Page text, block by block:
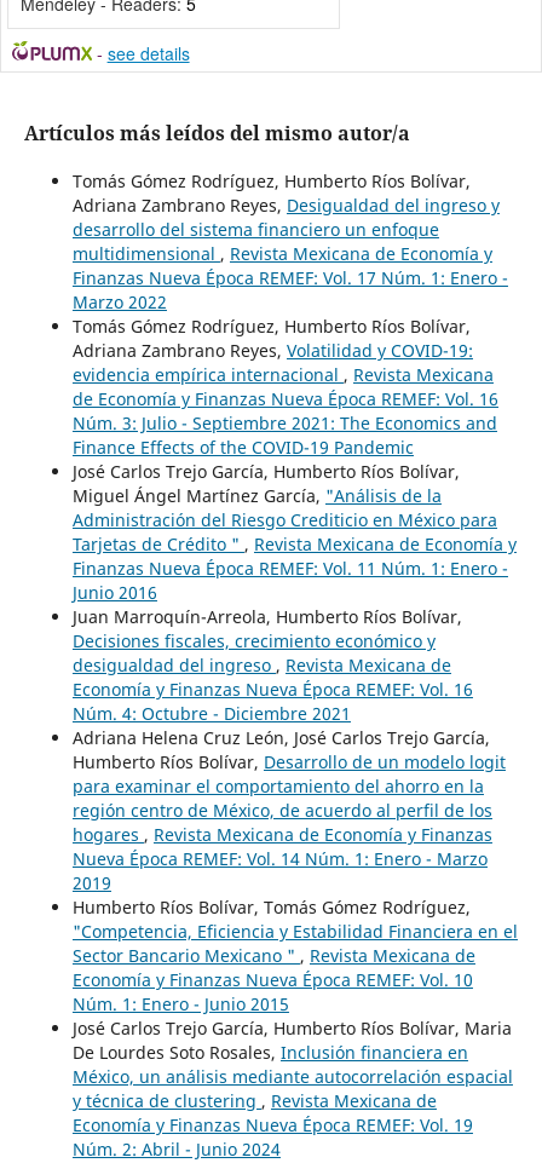
- see details
Artículos más leídos del mismo autor/a
Tomás Gómez Rodríguez, Humberto Ríos Bolívar,
Adriana Zambrano Reyes, Desigualdad del ingreso y
desarrollo del sistema financiero un enfoque
multidimensional , Revista Mexicana de Economía y
Finanzas Nueva Época REMEF: Vol. 17 Núm. 1: Enero -
Marzo 2022
Tomás Gómez Rodríguez, Humberto Ríos Bolívar,
Adriana Zambrano Reyes, Volatilidad y COVID-19:
evidencia empírica internacional , Revista Mexicana
de Economía y Finanzas Nueva Época REMEF: Vol. 16
Núm. 3: Julio - Septiembre 2021: The Economics and
Finance Effects of the COVID-19 Pandemic
José Carlos Trejo García, Humberto Ríos Bolívar,
Miguel Ángel Martínez García, "Análisis de la
Administración del Riesgo Crediticio en México para
Tarjetas de Crédito " , Revista Mexicana de Economía y
Finanzas Nueva Época REMEF: Vol. 11 Núm. 1: Enero -
Junio 2016
Juan Marroquín-Arreola, Humberto Ríos Bolívar,
Decisiones fiscales, crecimiento económico y
desigualdad del ingreso , Revista Mexicana de
Economía y Finanzas Nueva Época REMEF: Vol. 16
Núm. 4: Octubre - Diciembre 2021
Adriana Helena Cruz León, José Carlos Trejo García,
Humberto Ríos Bolívar, Desarrollo de un modelo logit
para examinar el comportamiento del ahorro en la
región centro de México, de acuerdo al perfil de los
hogares , Revista Mexicana de Economía y Finanzas
Nueva Época REMEF: Vol. 14 Núm. 1: Enero - Marzo
2019
Humberto Ríos Bolívar, Tomás Gómez Rodríguez,
"Competencia, Eficiencia y Estabilidad Financiera en el
Sector Bancario Mexicano " , Revista Mexicana de
Economía y Finanzas Nueva Época REMEF: Vol. 10
Núm. 1: Enero - Junio 2015
José Carlos Trejo García, Humberto Ríos Bolívar, Maria
De Lourdes Soto Rosales, Inclusión financiera en
México, un análisis mediante autocorrelación espacial
y técnica de clustering , Revista Mexicana de
Economía y Finanzas Nueva Época REMEF: Vol. 19
Núm. 2: Abril - Junio 2024